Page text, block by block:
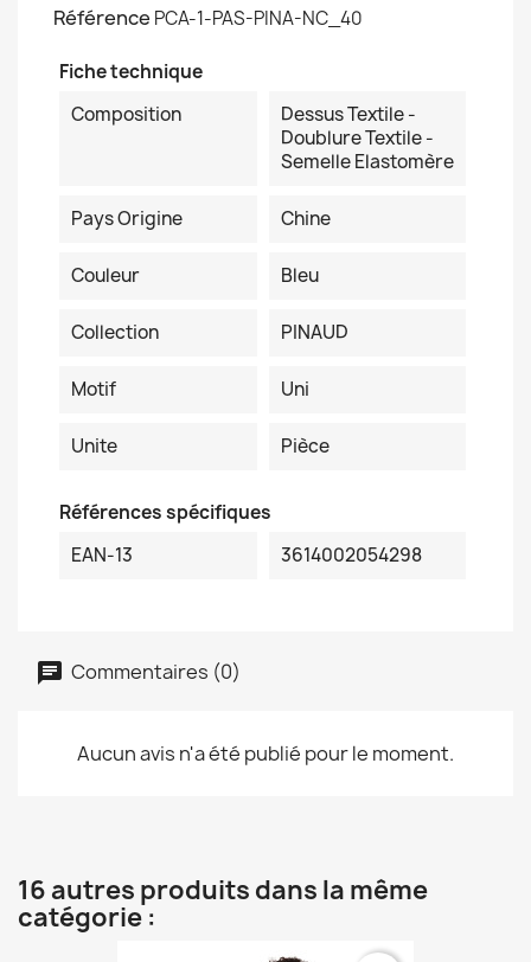
Référence PCA-1-PAS-PINA-NC_40
Fiche technique
Composition
Dessus Textile -
Doublure Textile -
Semelle Elastomère
Pays Origine Chine
Couleur Bleu
Collection PINAUD
Motif Uni
Unite Pièce
Références spécifiques
EAN-13
3614002054298
Commentaires (0)
Aucun avis n'a été publié pour le moment.
16 autres produits dans la même
catégorie :